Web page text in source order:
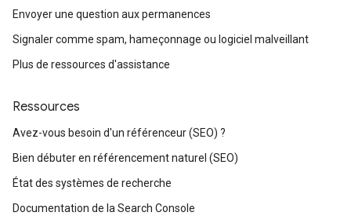
Envoyer une question aux permanences
Signaler comme spam, hameçonnage ou logiciel malveillant
Plus de ressources d'assistance
Ressources
Avez-vous besoin d'un référenceur (SEO) ?
Bien débuter en référencement naturel (SEO)
État des systèmes de recherche
Documentation de la Search Console